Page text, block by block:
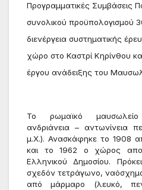
Προγραμματικές Συμβάσεις
συνολικού προϋπολογισμού
διενέργεια συστηματικής
χώρο στο Καστρί Κηρίνθου
έργου ανάδειξης του
Το ρωμαϊκό μαυσωλείο
ανδριάνεια – αντωνίνεια
μ.Χ.). Ανασκάφηκε το 1908
και το 1962 ο χώρος
Ελληνικού Δημοσίου.
σχεδόν τετράγωνο,
από μάρμαρο (λευκό,